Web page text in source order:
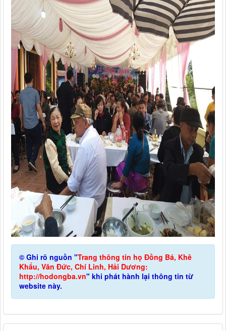
© Ghi rõ nguồn "Trang thông tin họ Đồng Bá, Khê
Khẩu, Văn Đức, Chí Linh, Hải Dương:
http://hodongba.vn" khi phát hành lại thông tin từ
website này.